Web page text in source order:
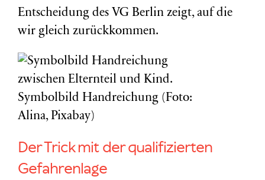
Entscheidung des VG Berlin zeigt, auf die
wir gleich zurückkommen.
Symbolbild Handreichung (Foto:
Alina, Pixabay)
Der Trick mit der qualifizierten
Gefahrenlage